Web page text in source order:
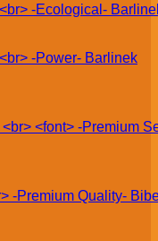
Barlinek